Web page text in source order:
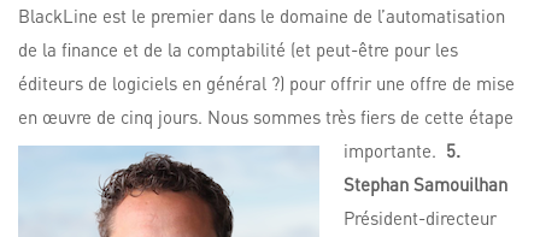
BlackLine est le premier dans le domaine de l’automatisation
de la finance et de la comptabilité (et peut-être pour les
éditeurs de logiciels en général ?) pour offrir une offre de mise
en œuvre de cinq jours. Nous sommes très fiers de cette étape
importante. 5.
Stephan Samouilhan
Président-directeur